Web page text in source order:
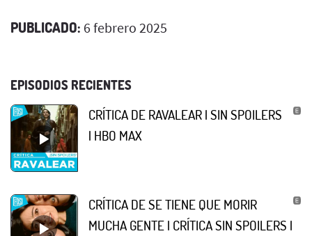
PUBLICADO: 6 febrero 2025
EPISODIOS RECIENTES
CRÍTICA DE RAVALEAR | SIN SPOILERS
| HBO MAX
CRÍTICA DE SE TIENE QUE MORIR
MUCHA GENTE | CRÍTICA SIN SPOILERS |